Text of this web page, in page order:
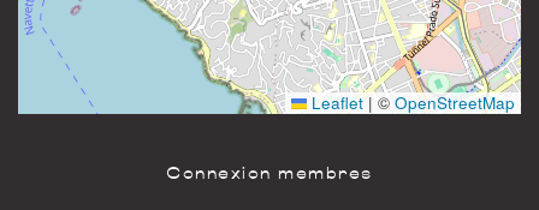
Leaflet | © OpenStreetMap
Connexion membres